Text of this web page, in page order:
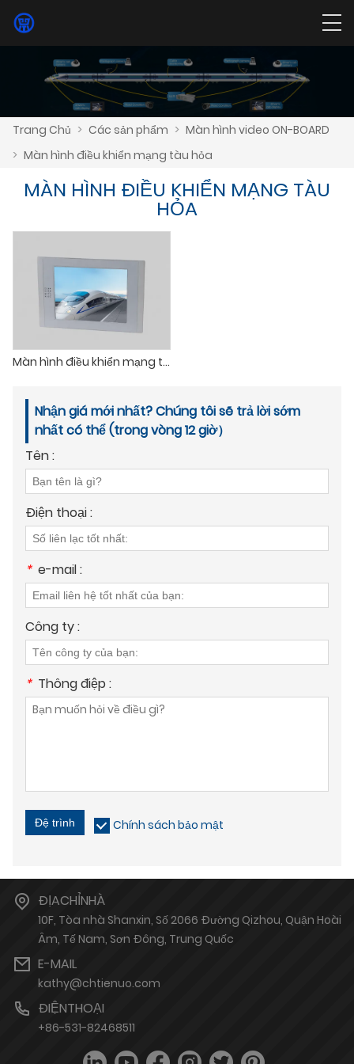
Trang Chủ > Các sản phẩm > Màn hình video ON-BOARD
> Màn hình điều khiển mạng tàu hỏa
MÀN HÌNH ĐIỀU KHIỂN MẠNG TÀU
HỎA
Màn hình điều khiển mạng tàu 10,4''
Nhận giá mới nhất? Chúng tôi sẽ trả lời sớm
nhất có thể (trong vòng 12 giờ）
Tên :
Điện thoại :
* e-mail :
Công ty :
* Thông điệp :
Đệ trình Chính sách bảo mật
ĐỊACHỈNHÀ
10F, Tòa nhà Shanxin, Số 2066 Đường Qizhou, Quận Hoài
Âm, Tế Nam, Sơn Đông, Trung Quốc
E-MAIL
kathy@chtienuo.com
ĐIỆNTHOẠI
+86-531-82468511